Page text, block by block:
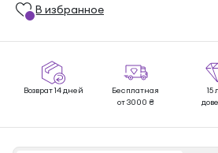
В избранноe
Возврат 14 дней
Бесплатная
от 3000 ₴
15